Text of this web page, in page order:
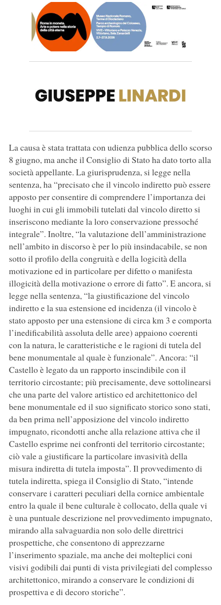
La causa è stata trattata con udienza pubblica dello scorso
8 giugno, ma anche il Consiglio di Stato ha dato torto alla
società appellante. La giurisprudenza, si legge nella
sentenza, ha “precisato che il vincolo indiretto può essere
apposto per consentire di comprendere l’importanza dei
luoghi in cui gli immobili tutelati dal vincolo diretto si
inseriscono mediante la loro conservazione pressoché
integrale”. Inoltre, “la valutazione dell’amministrazione
nell’ambito in discorso è per lo più insindacabile, se non
sotto il profilo della congruità e della logicità della
motivazione ed in particolare per difetto o manifesta
illogicità della motivazione o errore di fatto”. E ancora, si
legge nella sentenza, “la giustificazione del vincolo
indiretto e la sua estensione ed incidenza (il vincolo è
stato apposto per una estensione di circa km 3 e comporta
l’inedificabilità assoluta delle aree) appaiono coerenti
con la natura, le caratteristiche e le ragioni di tutela del
bene monumentale al quale è funzionale”. Ancora: “il
Castello è legato da un rapporto inscindibile con il
territorio circostante; più precisamente, deve sottolinearsi
che una parte del valore artistico ed architettonico del
bene monumentale ed il suo significato storico sono stati,
da ben prima nell’apposizione del vincolo indiretto
impugnato, ricondotti anche alla relazione attiva che il
Castello esprime nei confronti del territorio circostante;
ciò vale a giustificare la particolare invasività della
misura indiretta di tutela imposta”. Il provvedimento di
tutela indiretta, spiega il Consiglio di Stato, “intende
conservare i caratteri peculiari della cornice ambientale
entro la quale il bene culturale è collocato, della quale vi
è una puntuale descrizione nel provvedimento impugnato,
mirando alla salvaguardia non solo delle direttrici
prospettiche, che consentono di apprezzarne
l’inserimento spaziale, ma anche dei molteplici coni
visivi godibili dai punti di vista privilegiati del complesso
architettonico, mirando a conservare le condizioni di
prospettiva e di decoro storiche”.